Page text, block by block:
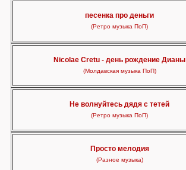
песенка про деньги
(Ретро музыка ПоП)
Nicolae Cretu - день рождение Дианы
(Молдавская музыка ПоП)
Не волнуйтесь дядя с тетей
(Ретро музыка ПоП)
Просто мелодия
(Разное музыка)